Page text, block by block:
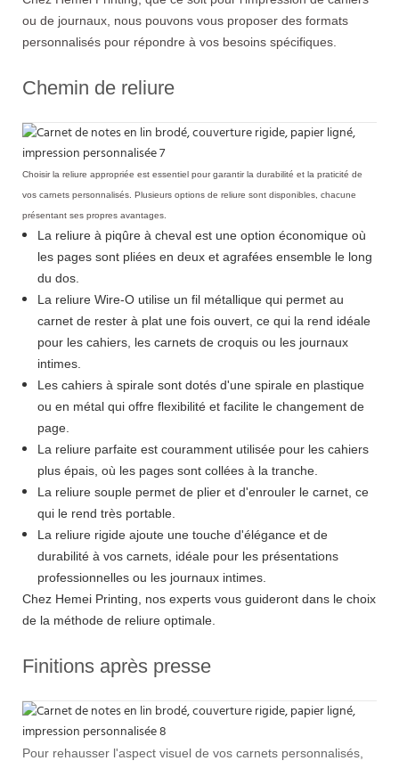
ou de journaux, nous pouvons vous proposer des formats
personnalisés pour répondre à vos besoins spécifiques.
Chemin de reliure
Choisir la reliure appropriée est essentiel pour garantir la durabilité et la praticité de
vos carnets personnalisés. Plusieurs options de reliure sont disponibles, chacune
présentant ses propres avantages.
La reliure à piqûre à cheval est une option économique où
les pages sont pliées en deux et agrafées ensemble le long
du dos.
La reliure Wire-O utilise un fil métallique qui permet au
carnet de rester à plat une fois ouvert, ce qui la rend idéale
pour les cahiers, les carnets de croquis ou les journaux
intimes.
Les cahiers à spirale sont dotés d'une spirale en plastique
ou en métal qui offre flexibilité et facilite le changement de
page.
La reliure parfaite est couramment utilisée pour les cahiers
plus épais, où les pages sont collées à la tranche.
La reliure souple permet de plier et d'enrouler le carnet, ce
qui le rend très portable.
La reliure rigide ajoute une touche d'élégance et de
durabilité à vos carnets, idéale pour les présentations
professionnelles ou les journaux intimes.
Chez Hemei Printing, nos experts vous guideront dans le choix
de la méthode de reliure optimale.
Finitions après presse
Pour rehausser l'aspect visuel de vos carnets personnalisés,